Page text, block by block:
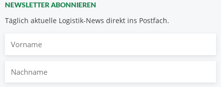
NEWSLETTER ABONNIEREN
Täglich aktuelle Logistik-News direkt ins Postfach.
Nachname